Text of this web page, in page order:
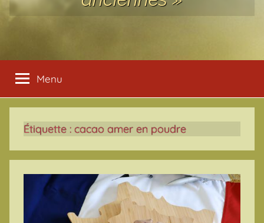
Menu
Étiquette : cacao amer en poudre